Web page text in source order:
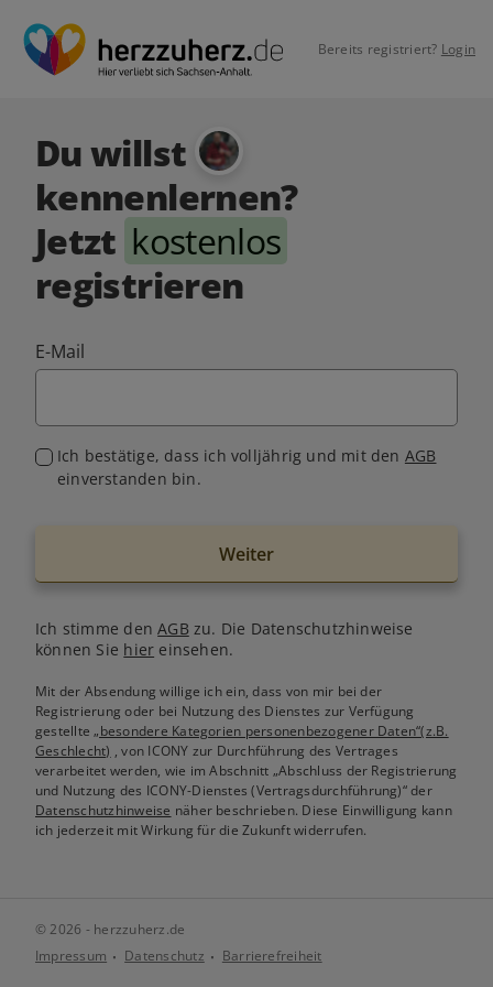
Bereits registriert? Login
Du willst
kennenlernen?
Jetzt kostenlos
registrieren
E-Mail
Ich bestätige, dass ich volljährig und mit den AGB
einverstanden bin.
Weiter
Ich stimme denAGB zu. Die Datenschutzhinweise
können Sie hier einsehen.
Mit der Absendung willige ich ein, dass von mir bei der
Registrierung oder bei Nutzung des Dienstes zur Verfügung
gestellte„besondere Kategorien personenbezogener Daten“(z.B.
Geschlecht) , von ICONY zur Durchführung des Vertrages
verarbeitet werden, wie im Abschnitt „Abschluss der Registrierung
und Nutzung des ICONY-Dienstes (Vertragsdurchführung)“ der
Datenschutzhinweise näher beschrieben. Diese Einwilligung kann
ich jederzeit mit Wirkung für die Zukunft widerrufen.
© 2026 - herzzuherz.de
Impressum
Datenschutz Barrierefreiheit